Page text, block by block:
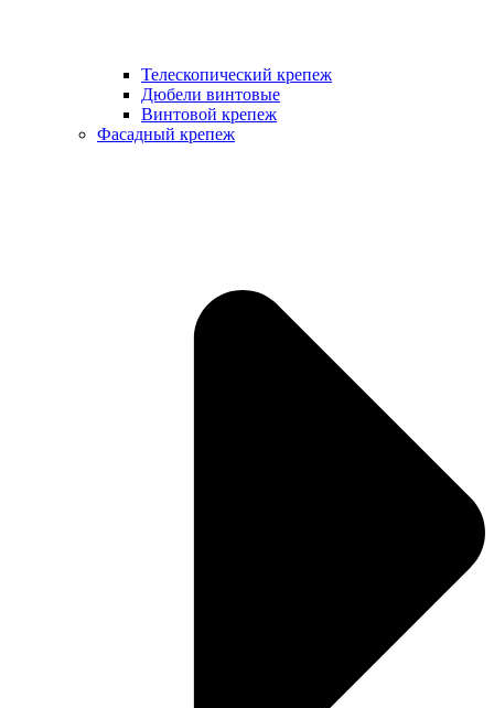
Телескопический крепеж
Дюбели винтовые
Винтовой крепеж
Фасадный крепеж